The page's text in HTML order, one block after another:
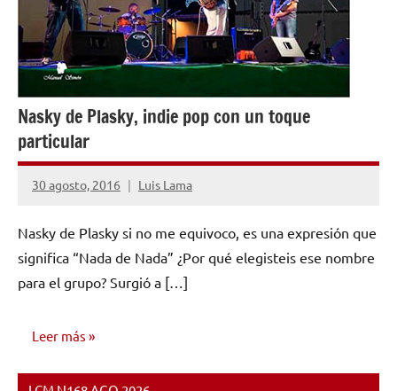
Nasky de Plasky, indie pop con un toque
particular
30 agosto, 2016 Luis Lama
8
Nasky de Plasky si no me equivoco, es una expresión que
significa “Nada de Nada” ¿Por qué elegisteis ese nombre
para el grupo? Surgió a […]
Leer más